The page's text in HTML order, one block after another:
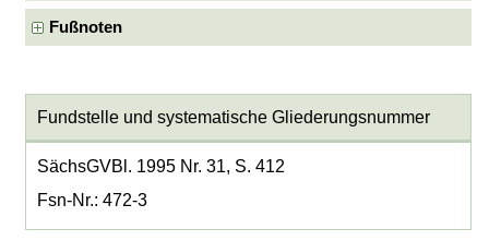
Fußnoten
Fundstelle und systematische Gliederungsnummer
SächsGVBl. 1995 Nr. 31, S. 412
Fsn-Nr.: 472-3